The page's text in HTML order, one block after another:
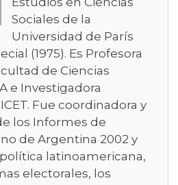
Sociales de la
Universidad de París
(1975). Es Profesora
de Ciencias
e Investigadora
Fue coordinadora y
los Informes de
de Argentina 2002 y
latinoamericana,
electorales, los